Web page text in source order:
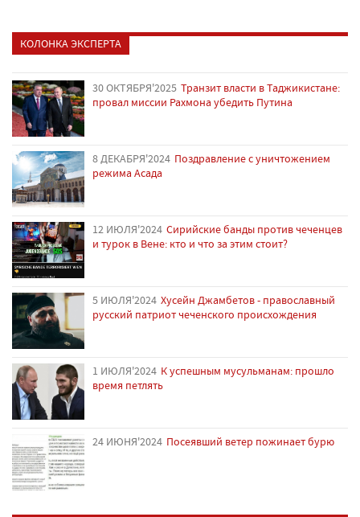
КОЛОНКА ЭКСПЕРТА
30 ОКТЯБРЯ'2025 Транзит власти в Таджикистане:
провал миссии Рахмона убедить Путина
8 ДЕКАБРЯ'2024 Поздравление с уничтожением
режима Асада
12 ИЮЛЯ'2024 Сирийские банды против чеченцев
и турок в Вене: кто и что за этим стоит?
5 ИЮЛЯ'2024 Хусейн Джамбетов - православный
русский патриот чеченского происхождения
1 ИЮЛЯ'2024 К успешным мусульманам: прошло
время петлять
24 ИЮНЯ'2024 Посеявший ветер пожинает бурю